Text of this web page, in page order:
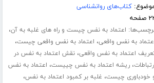
کتاب‌های روانشناسی
اعتماد به نفس چیست و راه های غلبه به آن،
به نفس واقعی، اعتماد به نفس واقعی چیست،
اعتماد به نفس واقعی،نقش اعتماد به نفس در
،ریشه اعتماد به نفس چییست، اعتماد به نفس
خودباوری چیست، غلبه بر کمبود اعتماد به نفس،